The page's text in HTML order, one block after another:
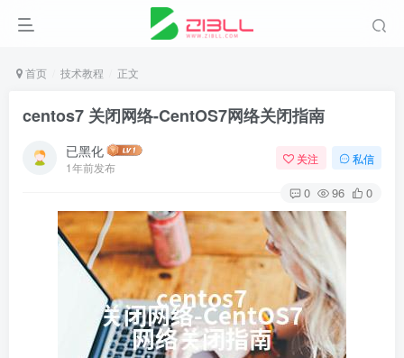
首页 技术教程 正文
centos7 关闭网络-CentOS7网络关闭指南
已黑化
1年前发布
关注 私信
0 96 0